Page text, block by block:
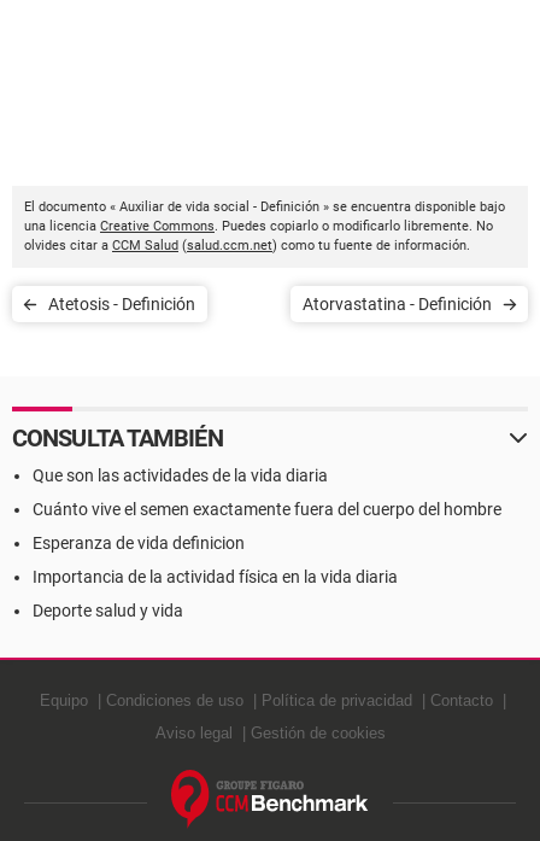
El documento « Auxiliar de vida social - Definición » se encuentra disponible bajo
una licencia Creative Commons. Puedes copiarlo o modificarlo libremente. No
olvides citar a CCM Salud (salud.ccm.net) como tu fuente de información.
Atetosis - Definición Atorvastatina - Definición
CONSULTA TAMBIÉN
Que son las actividades de la vida diaria
Cuánto vive el semen exactamente fuera del cuerpo del hombre
Esperanza de vida definicion
Importancia de la actividad física en la vida diaria
Deporte salud y vida
Equipo Condiciones de uso Política de privacidad
Contacto
Aviso legal
Gestión de cookies